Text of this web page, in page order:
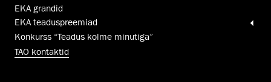
EKA grandid
EKA teaduspreemiad
Konkurss “Teadus kolme minutiga”
TAO kontaktid